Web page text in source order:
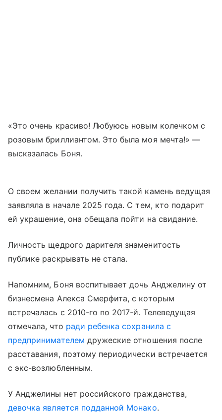
«Это очень красиво! Любуюсь новым колечком с
розовым бриллиантом. Это была моя мечта!» —
высказалась Боня.
О своем желании получить такой камень ведущая
заявляла в начале 2025 года. С тем, кто подарит
ей украшение, она обещала пойти на свидание.
Личность щедрого дарителя знаменитость
публике раскрывать не стала.
Напомним, Боня воспитывает дочь Анджелину от
бизнесмена Алекса Смерфита, с которым
встречалась с 2010-го по 2017-й. Телеведущая
отмечала, что ради ребенка сохранила с
предпринимателем дружеские отношения после
расставания, поэтому периодически встречается
с экс-возлюбленным.
У Анджелины нет российского гражданства,
девочка является подданной Монако.